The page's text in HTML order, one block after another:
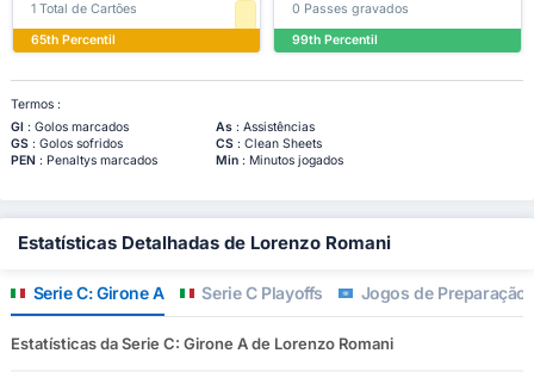
1 Total de Cartões
65th Percentil
0 Passes gravados
99th Percentil
Termos :
Gl : Golos marcados As: Assistências
GS: Golos sofridos CS: Clean Sheets
PEN: Penaltys marcados Min: Minutos jogados
Estatísticas Detalhadas de Lorenzo Romani
Serie C: Girone A Serie C Playoffs Jogos de Preparação
Estatísticas da Serie C: Girone A de Lorenzo Romani